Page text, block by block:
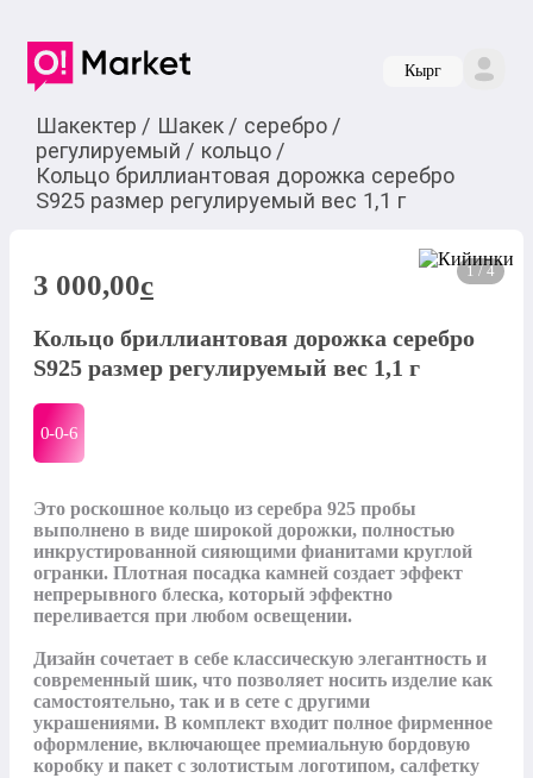
Кырг
Шакектер / Шакек / серебро /
регулируемый / кольцо /
Кольцо бриллиантовая дорожка серебро
S925 размер регулируемый вес 1,1 г
1 / 4
3 000,00c
Кольцо бриллиантовая дорожка серебро
S925 размер регулируемый вес 1,1 г
0-0-6
Это роскошное кольцо из серебра 925 пробы
выполнено в виде широкой дорожки, полностью
инкрустированной сияющими фианитами круглой
огранки. Плотная посадка камней создает эффект
непрерывного блеска, который эффектно
переливается при любом освещении.
Дизайн сочетает в себе классическую элегантность и
современный шик, что позволяет носить изделие как
самостоятельно, так и в сете с другими
украшениями. В комплект входит полное фирменное
оформление, включающее премиальную бордовую
коробку и пакет с золотистым логотипом, салфетку